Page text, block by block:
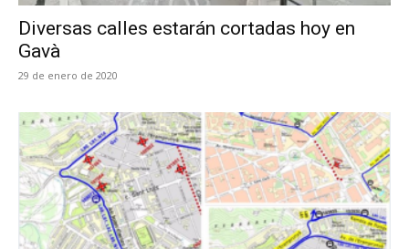
Diversas calles estarán cortadas hoy en
Gavà
29 de enero de 2020